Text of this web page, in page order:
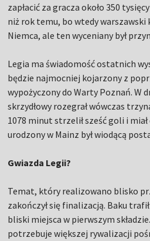
zapłacić za gracza około 350
niż rok temu, bo wtedy warszawski
Niemca, ale ten wyceniany był
Legia ma świadomość ostatnich
będzie najmocniej kojarzony z
wypożyczony do Warty Poznań. W
skrzydłowy rozegrał wówczas
1078 minut strzelił sześć goli i miał
urodzony w Mainz był wiodącą
Gwiazda Legii?
Temat, który realizowano blisko
zakończył się finalizacją. Baku
bliski miejsca w pierwszym
potrzebuje większej rywalizacji